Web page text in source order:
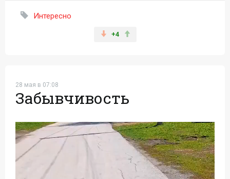
Интересно
+4
28 мая в 07:08
Забывчивость